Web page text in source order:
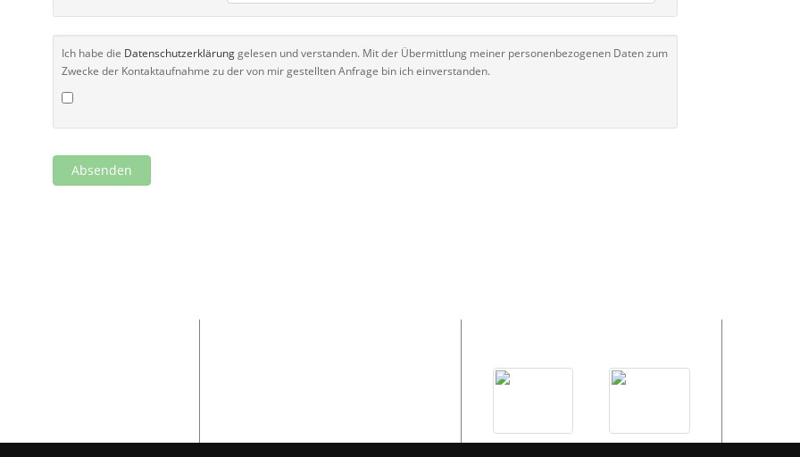
Ich habe die Datenschutzerklärunggelesen und verstanden. Mit der Übermittlung meiner personenbezogenen Daten zum
Zwecke der Kontaktaufnahme zu der von mir gestellten Anfrage bin ich einverstanden.
Absenden